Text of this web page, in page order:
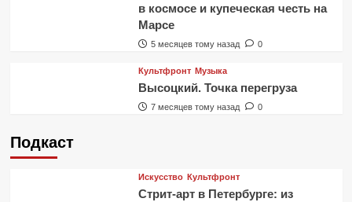
в космосе и купеческая честь на
Марсе
5 месяцев тому назад 0
Культфронт Музыка
Высоцкий. Точка перегруза
7 месяцев тому назад 0
Подкаст
Искусство Культфронт
Стрит-арт в Петербурге: из